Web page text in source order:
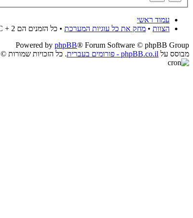
עמוד ראשי
הצוות • מחק את כל עוגיות המערכת • כל הזמנים הם UTC + 2 שעות
Powered by phpBB® Forum Software © phpBB Group
מבוסס על phpBB.co.il - פורומים בעברית . כל הזכויות שמורות © 2008 - phpBB.co.il.